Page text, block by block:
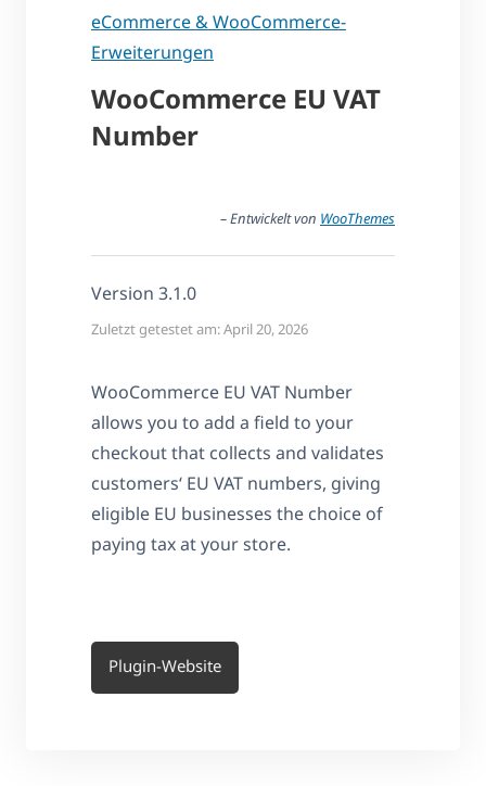
eCommerce & WooCommerce-
Erweiterungen
WooCommerce EU VAT
Number
– Entwickelt von WooThemes
Version 3.1.0
Zuletzt getestet am: April 20, 2026
WooCommerce EU VAT Number
allows you to add a field to your
checkout that collects and validates
customers‘ EU VAT numbers, giving
eligible EU businesses the choice of
paying tax at your store.
Plugin-Website